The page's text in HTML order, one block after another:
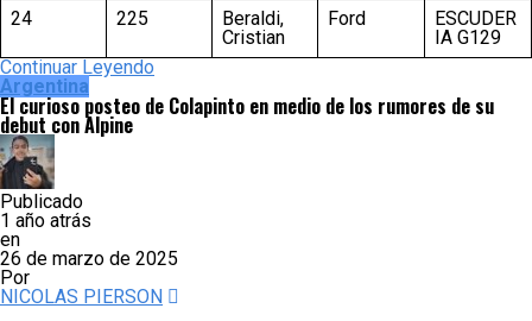
24
225
Beraldi,
Cristian
Ford
ESCUDER
IA G129
Continuar Leyendo
Argentina
El curioso posteo de Colapinto en medio de los rumores de su
debut con Alpine
Publicado
1 año atrás
en
26 de marzo de 2025
Por
NICOLAS PIERSON